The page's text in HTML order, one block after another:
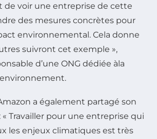
de voir une entreprise de cette
des mesures concrètes pour
environnemental. Cela donne
suivront cet exemple »,
d’une ONG dédiée àla
a également partagé son
Travailler pour une entreprise qui
les enjeux climatiques est très